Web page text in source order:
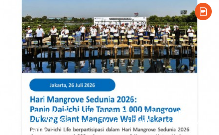
Hari Mangrove Sedunia 2026: Panin Dai-ichi Life
Tanam 1.000 Mangrove Dukung Giant Mangrove Wall
di Jakarta